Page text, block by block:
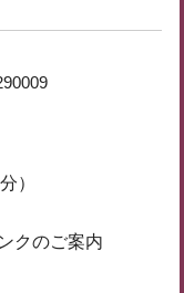
）
クのご案内